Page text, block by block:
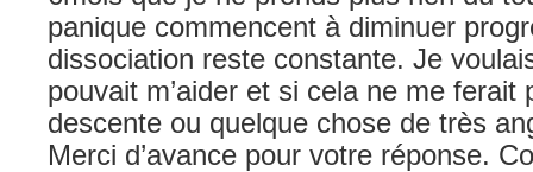
panique commencent à diminuer
dissociation reste constante. Je
pouvait m’aider et si cela ne me ferait
descente ou quelque chose de très
Merci d’avance pour votre réponse.